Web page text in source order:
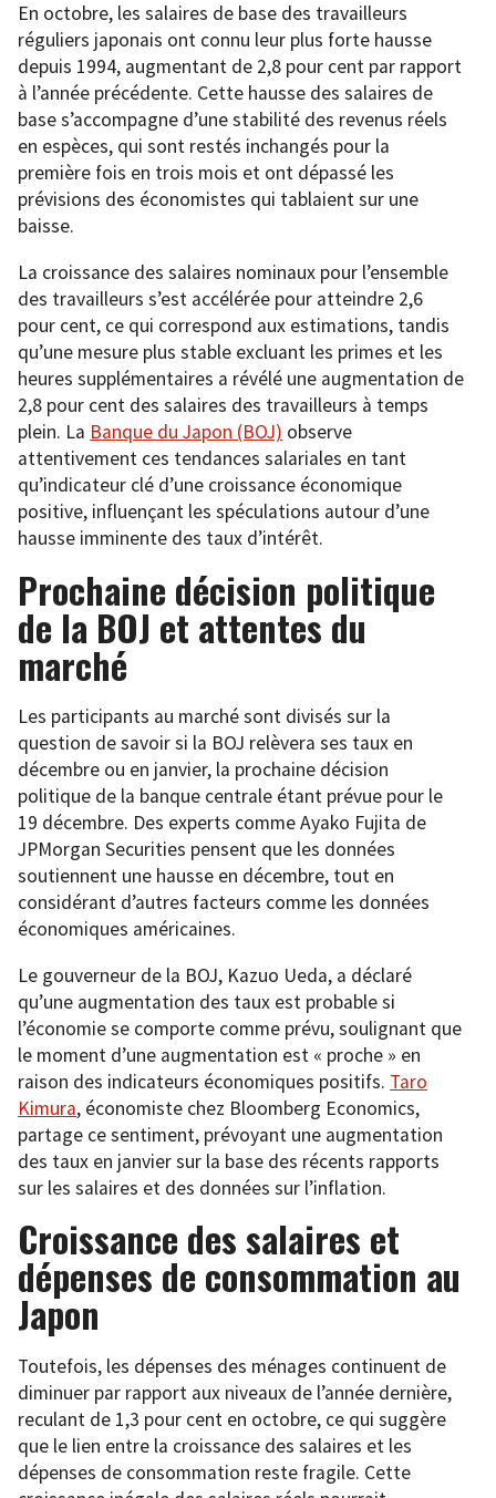
En octobre, les salaires de base des travailleurs
réguliers japonais ont connu leur plus forte hausse
depuis 1994, augmentant de 2,8 pour cent par rapport
à l’année précédente. Cette hausse des salaires de
base s’accompagne d’une stabilité des revenus réels
en espèces, qui sont restés inchangés pour la
première fois en trois mois et ont dépassé les
prévisions des économistes qui tablaient sur une
baisse.
La croissance des salaires nominaux pour l’ensemble
des travailleurs s’est accélérée pour atteindre 2,6
pour cent, ce qui correspond aux estimations, tandis
qu’une mesure plus stable excluant les primes et les
heures supplémentaires a révélé une augmentation de
2,8 pour cent des salaires des travailleurs à temps
plein. La Banque du Japon (BOJ) observe
attentivement ces tendances salariales en tant
qu’indicateur clé d’une croissance économique
positive, influençant les spéculations autour d’une
hausse imminente des taux d’intérêt.
Prochaine décision politique
de la BOJ et attentes du
marché
Les participants au marché sont divisés sur la
question de savoir si la BOJ relèvera ses taux en
décembre ou en janvier, la prochaine décision
politique de la banque centrale étant prévue pour le
19 décembre. Des experts comme Ayako Fujita de
JPMorgan Securities pensent que les données
soutiennent une hausse en décembre, tout en
considérant d’autres facteurs comme les données
économiques américaines.
Le gouverneur de la BOJ, Kazuo Ueda, a déclaré
qu’une augmentation des taux est probable si
l’économie se comporte comme prévu, soulignant que
le moment d’une augmentation est « proche » en
raison des indicateurs économiques positifs. Taro
Kimura, économiste chez Bloomberg Economics,
partage ce sentiment, prévoyant une augmentation
des taux en janvier sur la base des récents rapports
sur les salaires et des données sur l’inflation.
Croissance des salaires et
dépenses de consommation au
Japon
Toutefois, les dépenses des ménages continuent de
diminuer par rapport aux niveaux de l’année dernière,
reculant de 1,3 pour cent en octobre, ce qui suggère
que le lien entre la croissance des salaires et les
dépenses de consommation reste fragile. Cette